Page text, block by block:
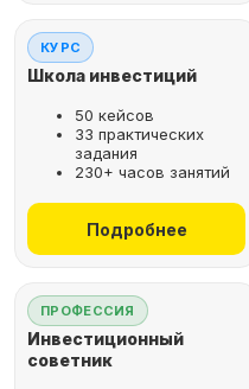
КУРС
Школа инвестиций
50 кейсов
33 практических
задания
230+ часов занятий
Подробнее
ПРОФЕССИЯ
Инвестиционный
советник